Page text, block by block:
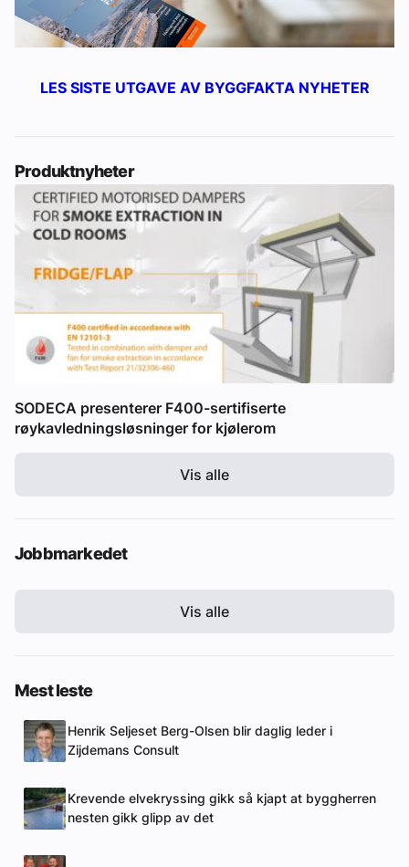
LES SISTE UTGAVE AV BYGGFAKTA NYHETER
Produktnyheter
SODECA presenterer F400-sertifiserte
røykavledningsløsninger for kjølerom
Vis alle
Jobbmarkedet
Vis alle
Mest leste
Henrik Seljeset Berg-Olsen blir daglig leder i
Zijdemans Consult
Krevende elvekryssing gikk så kjapt at byggherren
nesten gikk glipp av det